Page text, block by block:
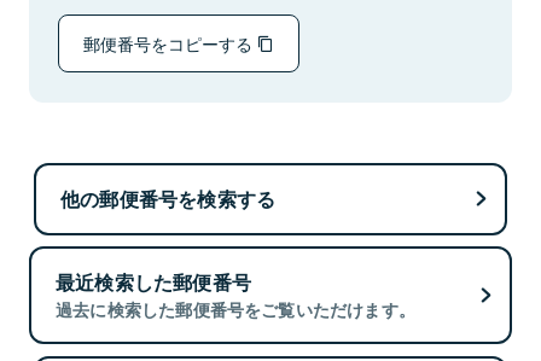
郵便番号をコピーする
他の郵便番号を検索する
最近検索した郵便番号
過去に検索した郵便番号をご覧いただけます。